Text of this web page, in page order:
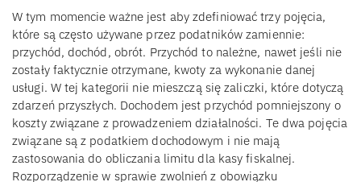
W tym momencie ważne jest aby zdefiniować trzy pojęcia,
które są często używane przez podatników zamiennie:
przychód, dochód, obrót. Przychód to należne, nawet jeśli nie
zostały faktycznie otrzymane, kwoty za wykonanie danej
usługi. W tej kategorii nie mieszczą się zaliczki, które dotyczą
zdarzeń przyszłych. Dochodem jest przychód pomniejszony o
koszty związane z prowadzeniem działalności. Te dwa pojęcia
związane są z podatkiem dochodowym i nie mają
zastosowania do obliczania limitu dla kasy fiskalnej.
Rozporządzenie w sprawie zwolnień z obowiązku